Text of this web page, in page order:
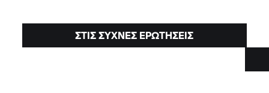
ΣΤΙΣ ΣΥΧΝΕΣ ΕΡΩΤΗΣΕΙΣ